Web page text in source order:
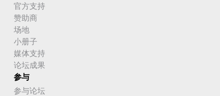
官方支持
赞助商
场地
小册子
媒体支持
论坛成果
参与
参与论坛